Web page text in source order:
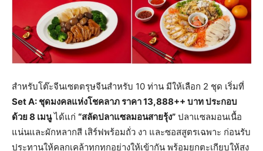
สำหรับโต๊ะจีนเซตตรุษจีนสำหรับ 10 ท่าน มีให้เลือก 2 ชุด เริ่มที่
Set A: ชุดมงคลแห่งโชคลาภ ราคา 13,888++ บาท ประกอบ
ด้วย 8 เมนูได้แก่ “สลัดปลาแซลมอนสายรุ้ง” ปลาแซลมอนเนื้อ
แน่นและผักหลากสี เสิร์ฟพร้อมถั่ว งา และซอสสูตรเฉพาะ ก่อนรับ
ประทานให้คลุกเคล้าทุกทุกอย่างให้เข้ากัน พร้อมยกตะเกียบให้สูง